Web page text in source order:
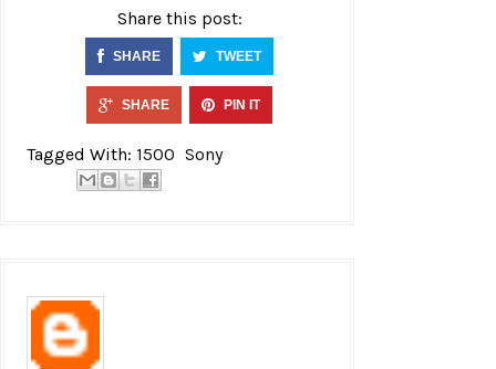
Share this post:
SHARE TWEET
SHARE PIN IT
Tagged With: 1500 Sony